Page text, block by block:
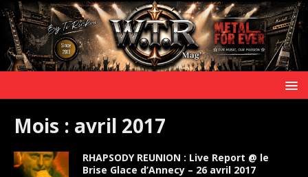
Mois : avril 2017
RHAPSODY REUNION : Live Report @ le
Brise Glace d’Annecy – 26 avril 2017